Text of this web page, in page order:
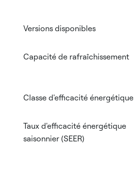
Versions disponibles
Capacité de rafraîchissement
Classe d'efficacité énergétique
Taux d'efficacité énergétique
saisonnier (SEER)